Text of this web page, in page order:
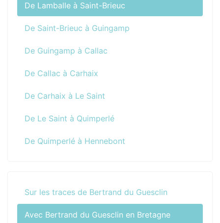
De Lamballe à Saint-Brieuc
De Saint-Brieuc à Guingamp
De Guingamp à Callac
De Callac à Carhaix
De Carhaix à Le Saint
De Le Saint à Quimperlé
De Quimperlé à Hennebont
Sur les traces de Bertrand du Guesclin
Avec Bertrand du Guesclin en Bretagne